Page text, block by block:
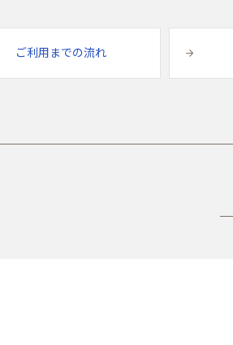
ご利用までの流れ